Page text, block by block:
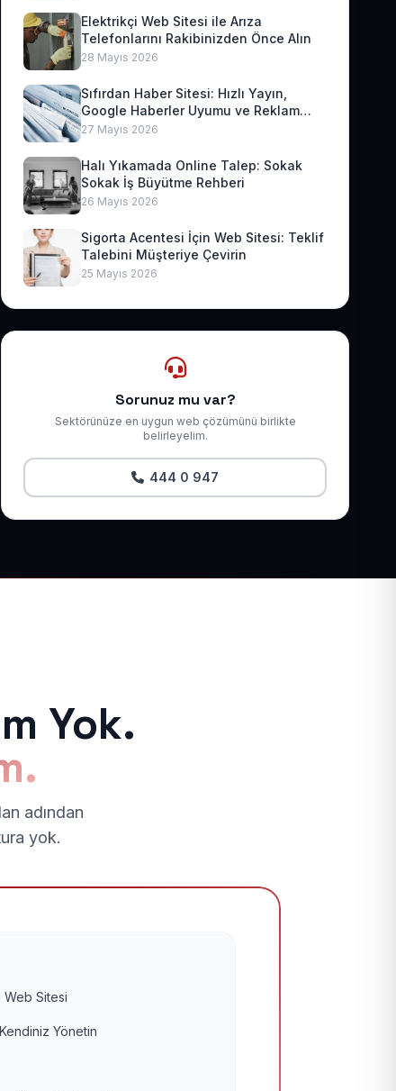
Elektrikçi Web Sitesi ile Arıza
Telefonlarını Rakibinizden Önce Alın
28 Mayıs 2026
Sıfırdan Haber Sitesi: Hızlı Yayın,
Google Haberler Uyumu ve Reklam
Geliri
27 Mayıs 2026
Halı Yıkamada Online Talep: Sokak
Sokak İş Büyütme Rehberi
26 Mayıs 2026
Sigorta Acentesi İçin Web Sitesi: Teklif
Talebini Müşteriye Çevirin
25 Mayıs 2026
Sorunuz mu var?
Sektörünüze en uygun web çözümünü birlikte
belirleyelim.
444 0 947
Yok.
adından
yok.
Web Sitesi
Yönetin